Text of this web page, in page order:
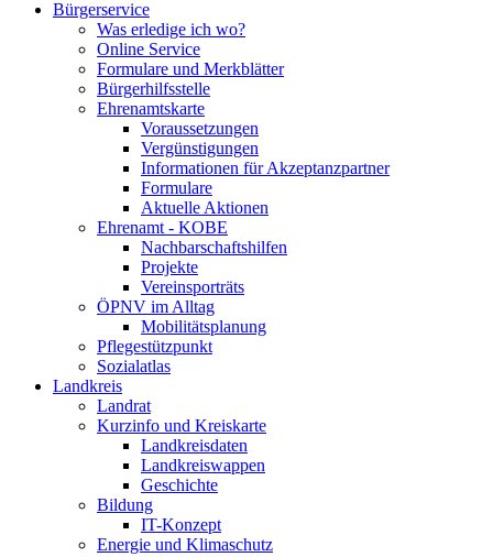
Bürgerservice
Was erledige ich wo?
Online Service
Formulare und Merkblätter
Bürgerhilfsstelle
Ehrenamtskarte
Voraussetzungen
Vergünstigungen
Informationen für Akzeptanzpartner
Formulare
Aktuelle Aktionen
Ehrenamt - KOBE
Nachbarschaftshilfen
Projekte
Vereinsporträts
ÖPNV im Alltag
Mobilitätsplanung
Pflegestützpunkt
Sozialatlas
Landkreis
Landrat
Kurzinfo und Kreiskarte
Landkreisdaten
Landkreiswappen
Geschichte
Bildung
IT-Konzept
Energie und Klimaschutz